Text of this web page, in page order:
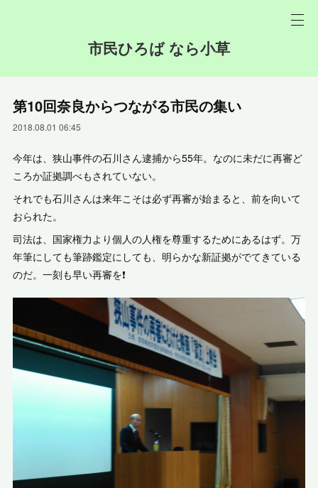
市民ひろば なら小草
第10回奈良からつながる市民の集い
2018.08.01 06:45
今年は、狭山事件の石川さん逮捕から55年。なのに未だに再審ど
ころか証拠調べもされていない。
それでも石川さんは来年こそは必ず再審が始まると、前を向いて
おられた。
司法は、国家権力より個人の人権を尊重するためにあるはず。万
年筆にしても筆跡鑑定にしても、明らかな新証拠がでてきている
のだ。一刻も早い再審を❗